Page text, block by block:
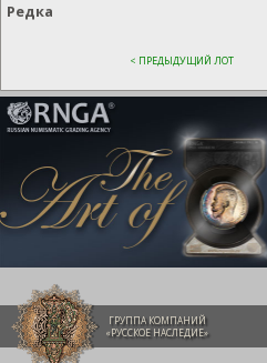
Редка
< ПРЕДЫДУЩИЙ ЛОТ
ГРУППА КОМПАНИЙ
«РУССКОЕ НАСЛЕДИЕ»